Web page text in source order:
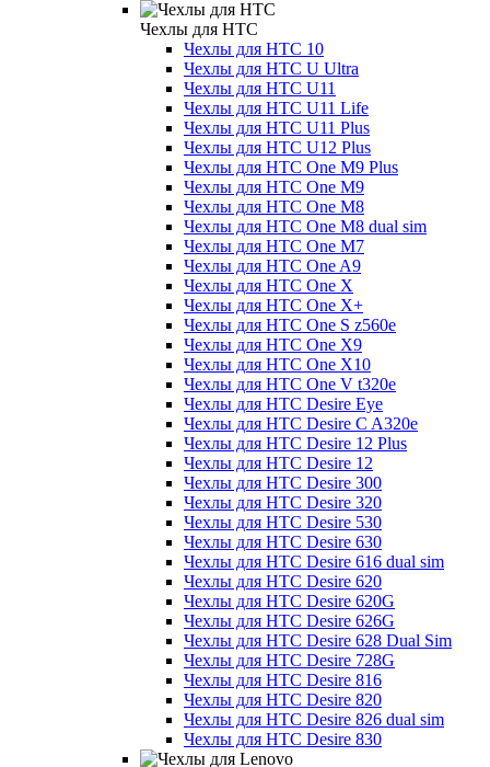
Чехлы для HTC
Чехлы для HTC 10
Чехлы для HTC U Ultra
Чехлы для HTC U11
Чехлы для HTC U11 Life
Чехлы для HTC U11 Plus
Чехлы для HTC U12 Plus
Чехлы для HTC One M9 Plus
Чехлы для HTC One M9
Чехлы для HTC One M8
Чехлы для HTC One M8 dual sim
Чехлы для HTC One M7
Чехлы для HTC One A9
Чехлы для HTC One X
Чехлы для HTC One X+
Чехлы для HTC One S z560e
Чехлы для HTC One X9
Чехлы для HTC One X10
Чехлы для HTC One V t320e
Чехлы для HTC Desire Eye
Чехлы для HTC Desire C A320e
Чехлы для HTC Desire 12 Plus
Чехлы для HTC Desire 12
Чехлы для HTC Desire 300
Чехлы для HTC Desire 320
Чехлы для HTC Desire 530
Чехлы для HTC Desire 630
Чехлы для HTC Desire 616 dual sim
Чехлы для HTC Desire 620
Чехлы для HTC Desire 620G
Чехлы для HTC Desire 626G
Чехлы для HTC Desire 628 Dual Sim
Чехлы для HTC Desire 728G
Чехлы для HTC Desire 816
Чехлы для HTC Desire 820
Чехлы для HTC Desire 826 dual sim
Чехлы для HTC Desire 830